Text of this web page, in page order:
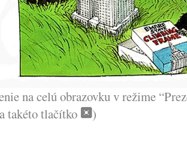
na celú obrazovku v režime
takéto tlačítko
)